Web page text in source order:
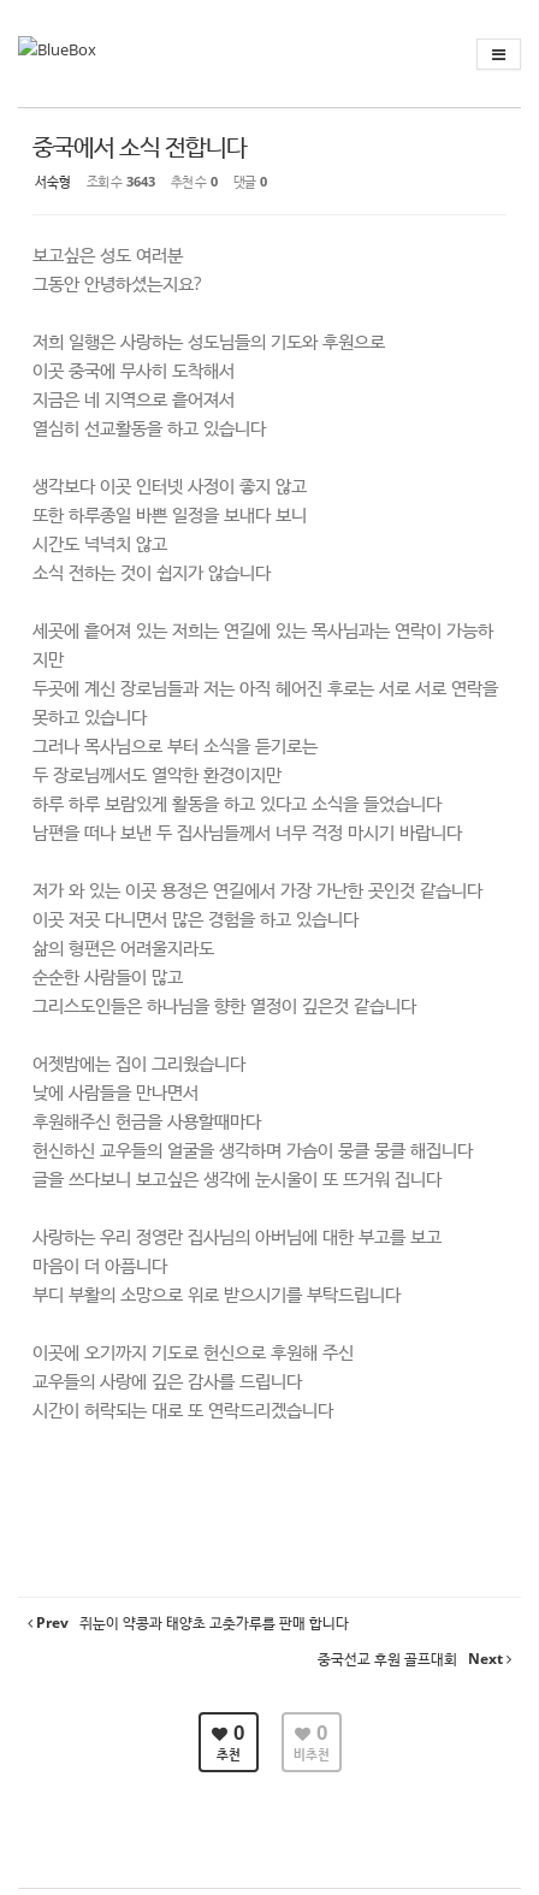
중국에서 소식 전합니다
서숙형 조회 수 3643 추천 수 0 댓글 0
보고싶은 성도 여러분
그동안 안녕하셨는지요?
저희 일행은 사랑하는 성도님들의 기도와 후원으로
이곳 중국에 무사히 도착해서
지금은 네 지역으로 흩어져서
열심히 선교활동을 하고 있습니다
생각보다 이곳 인터넷 사정이 좋지 않고
또한 하루종일 바쁜 일정을 보내다 보니
시간도 넉넉치 않고
소식 전하는 것이 쉽지가 않습니다
세곳에 흩어져 있는 저희는 연길에 있는 목사님과는 연락이 가능하
지만
두곳에 계신 장로님들과 저는 아직 헤어진 후로는 서로 서로 연락을
못하고 있습니다
그러나 목사님으로 부터 소식을 듣기로는
두 장로님께서도 열악한 환경이지만
하루 하루 보람있게 활동을 하고 있다고 소식을 들었습니다
남편을 떠나 보낸 두 집사님들께서 너무 걱정 마시기 바랍니다
저가 와 있는 이곳 용정은 연길에서 가장 가난한 곳인것 같습니다
이곳 저곳 다니면서 많은 경험을 하고 있습니다
삶의 형편은 어려울지라도
순순한 사람들이 많고
그리스도인들은 하나님을 향한 열정이 깊은것 같습니다
어젯밤에는 집이 그리웠습니다
낮에 사람들을 만나면서
후원해주신 헌금을 사용할때마다
헌신하신 교우들의 얼굴을 생각하며 가슴이 뭉클 뭉클 해집니다
글을 쓰다보니 보고싶은 생각에 눈시울이 또 뜨거워 집니다
사랑하는 우리 정영란 집사님의 아버님에 대한 부고를 보고
마음이 더 아픔니다
부디 부활의 소망으로 위로 받으시기를 부탁드립니다
이곳에 오기까지 기도로 헌신으로 후원해 주신
교우들의 사랑에 깊은 감사를 드립니다
시간이 허락되는 대로 또 연락드리겠습니다
Prev 쥐눈이 약콩과 태양초 고춧가루를 판매 합니다
중국선교 후원 골프대회
Next
0
추천
0
비추천
스케치북5
스케치북5